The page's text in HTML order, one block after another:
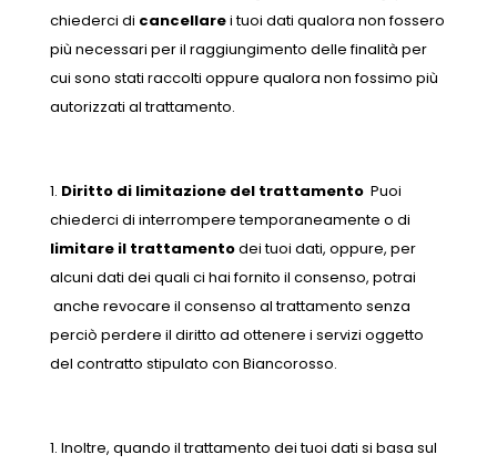
chiederci di cancellarei tuoi dati qualora non fossero
più necessari per il raggiungimento delle finalità per
cui sono stati raccolti oppure qualora non fossimo più
autorizzati al trattamento.
Diritto di limitazione del trattamento Puoi
chiederci di interrompere temporaneamente o di
limitare il trattamentodei tuoi dati, oppure, per
alcuni dati dei quali ci hai fornito il consenso, potrai
anche revocare il consenso al trattamento senza
perciò perdere il diritto ad ottenere i servizi oggetto
del contratto stipulato con Biancorosso.
Inoltre, quando il trattamento dei tuoi dati si basa sul